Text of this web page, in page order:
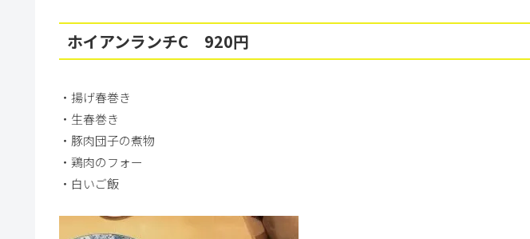
ホイアンランチC 920円
・揚げ春巻き
・生春巻き
・豚肉団子の煮物
・鶏肉のフォー
・白いご飯